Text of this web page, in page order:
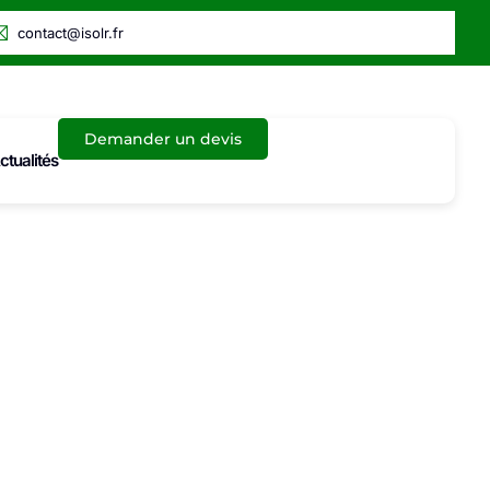
contact@isolr.fr
Demander un devis